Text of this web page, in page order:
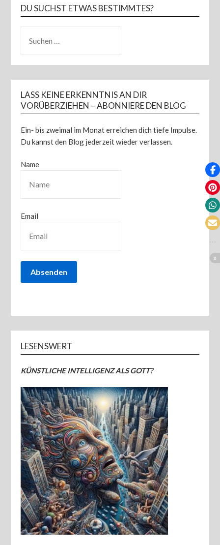
DU SUCHST ETWAS BESTIMMTES?
NACH:
LASS KEINE ERKENNTNIS AN DIR
VORÜBERZIEHEN – ABONNIERE DEN BLOG
Ein- bis zweimal im Monat erreichen dich tiefe Impulse.
Du kannst den Blog jederzeit wieder verlassen.
Name
Email
LESENSWERT
KÜNSTLICHE INTELLIGENZ ALS GOTT?